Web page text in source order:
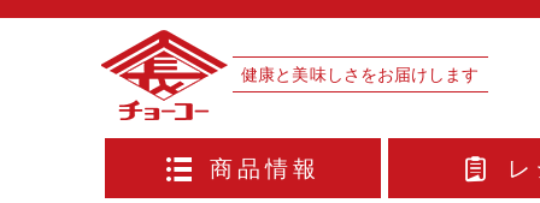
健康と美味しさをお届けします
商品情報